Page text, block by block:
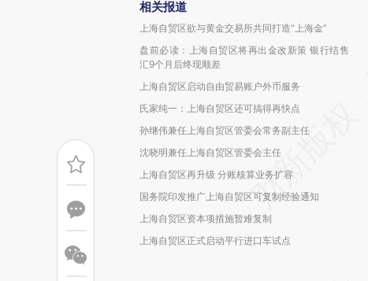
相关报道
上海自贸区欲与黄金交易所共同打造“上海金”
盘前必读：上海自贸区将再出金改新策 银行结售
汇9个月后终现顺差
上海自贸区启动自由贸易账户外币服务
氏家纯一：上海自贸区还可搞得再快点
孙继伟兼任上海自贸区管委会常务副主任
沈晓明兼任上海自贸区管委会主任
上海自贸区再升级 分账核算业务扩容
国务院印发推广上海自贸区可复制经验通知
上海自贸区资本项措施暂难复制
上海自贸区正式启动平行进口车试点